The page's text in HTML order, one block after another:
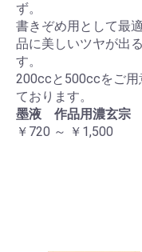
ず。
書きぞめ用として最
品に美しいツヤが出
す。
200ccと500ccをご用
ております。
墨液 作品用濃玄宗
￥720 ～ ￥1,500